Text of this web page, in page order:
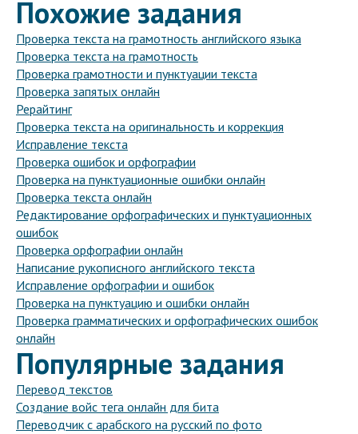
Похожие задания
Проверка текста на грамотность английского языка
Проверка текста на грамотность
Проверка грамотности и пунктуации текста
Проверка запятых онлайн
Рерайтинг
Проверка текста на оригинальность и коррекция
Исправление текста
Проверка ошибок и орфографии
Проверка на пунктуационные ошибки онлайн
Проверка текста онлайн
Редактирование орфографических и пунктуационных
ошибок
Проверка орфографии онлайн
Написание рукописного английского текста
Исправление орфографии и ошибок
Проверка на пунктуацию и ошибки онлайн
Проверка грамматических и орфографических ошибок
онлайн
Популярные задания
Перевод текстов
Создание войс тега онлайн для бита
Переводчик с арабского на русский по фото